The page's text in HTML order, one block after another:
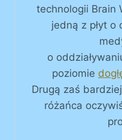
technologii Brain
jedną z płyt o
o
poziomie
Drugą zaś
różańca